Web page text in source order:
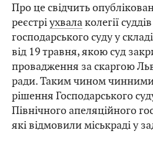
Про це свідчить
реєстріухвалаколегії
господарського суду у
від 19 травня, якою суд
провадження за скаргою
ради. Таким чином
рішення Господарського
Північного апеляційного
які відмовили міськраді у